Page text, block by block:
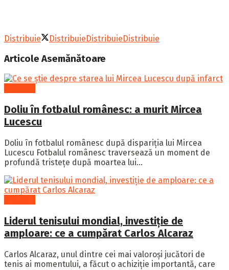
Distribuie DistribuieDistribuieDistribuie
Articole Asemănătoare
Doliu în fotbalul românesc: a murit Mircea
Lucescu
Doliu în fotbalul românesc după dispariția lui Mircea
Lucescu Fotbalul românesc traversează un moment de
profundă tristețe după moartea lui...
Liderul tenisului mondial, investiție de
amploare: ce a cumpărat Carlos Alcaraz
Carlos Alcaraz, unul dintre cei mai valoroși jucători de
tenis ai momentului, a făcut o achiziție importantă, care